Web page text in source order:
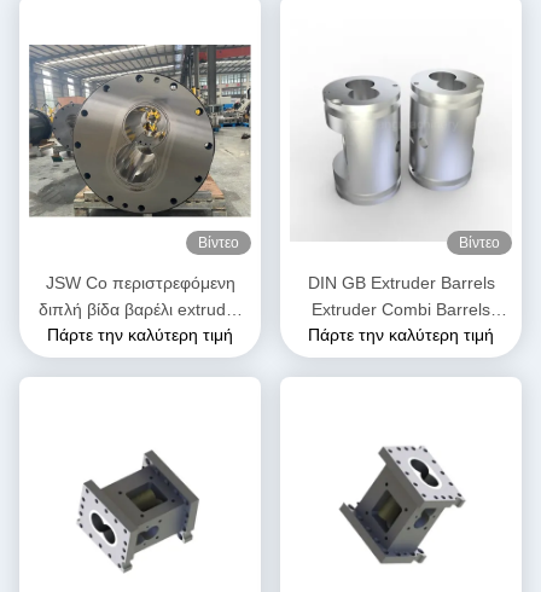
Βίντεο
JSW Co περιστρεφόμενη
διπλή βίδα βαρέλι extruder
συνδυασμός βαρέλι βίδα
τμήματα για προϊόντα PPE
Πάρτε την καλύτερη τιμή
Βίντεο
DIN GB Extruder Barrels
Extruder Combi Barrels
Extrusion για την εξάτμιση με
δίδυμες βίδες
Πάρτε την καλύτερη τιμή